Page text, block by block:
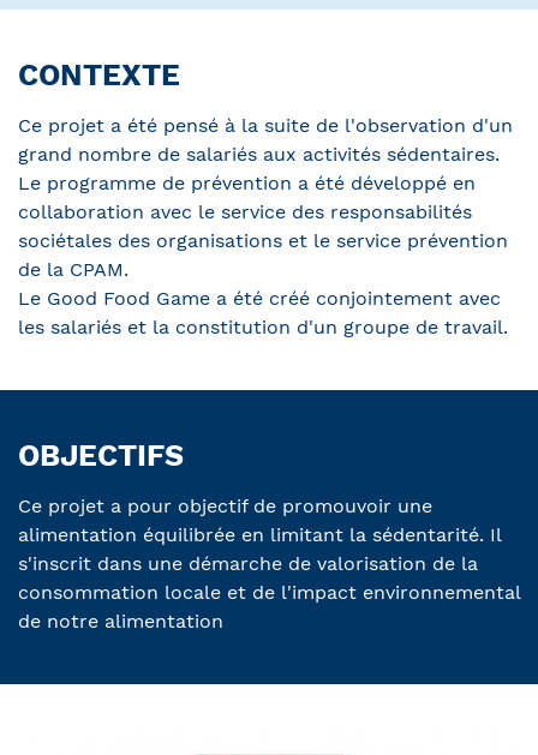
CONTEXTE
Ce projet a été pensé à la suite de l'observation d'un
grand nombre de salariés aux activités sédentaires.
Le programme de prévention a été développé en
collaboration avec le service des responsabilités
sociétales des organisations et le service prévention
de la CPAM.
Le Good Food Game a été créé conjointement avec
les salariés et la constitution d'un groupe de travail.
OBJECTIFS
Ce projet a pour objectif de promouvoir une
alimentation équilibrée en limitant la sédentarité. Il
s'inscrit dans une démarche de valorisation de la
consommation locale et de l'impact environnemental
de notre alimentation